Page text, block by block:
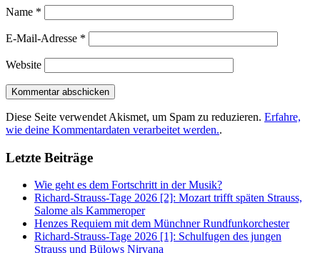
Name *
E-Mail-Adresse *
Website
Diese Seite verwendet Akismet, um Spam zu reduzieren. Erfahre,
wie deine Kommentardaten verarbeitet werden..
Letzte Beiträge
Wie geht es dem Fortschritt in der Musik?
Richard-Strauss-Tage 2026 [2]: Mozart trifft späten Strauss,
Salome als Kammeroper
Henzes Requiem mit dem Münchner Rundfunkorchester
Richard-Strauss-Tage 2026 [1]: Schulfugen des jungen
Strauss und Bülows Nirvana